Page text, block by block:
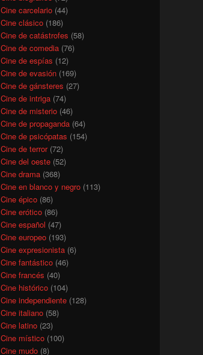
Cine carcelario(44)
Cine clásico(186)
Cine de catástrofes (58)
Cine de comedia(76)
Cine de espías (12)
Cine de evasión(169)
Cine de gánsteres (27)
Cine de intriga(74)
Cine de misterio(46)
Cine de propaganda(64)
Cine de psicópatas (154)
Cine de terror(72)
Cine del oeste(52)
Cine drama(368)
Cine en blanco y negro(113)
Cine épico(86)
Cine erótico(86)
Cine español (47)
Cine europeo(193)
Cine expresionista(6)
Cine fantástico(46)
Cine francés (40)
Cine histórico(104)
Cine independiente(128)
Cine italiano(58)
Cine latino(23)
Cine místico(100)
Cine mudo(8)